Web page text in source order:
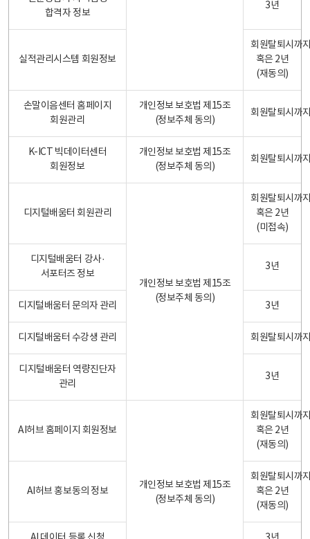
합격자 정보
3년
실적관리시스템 회원정보
회원탈퇴시까
혹은 2년
(재동의)
손말이음센터 홈페이지
회원관리
개인정보 보호법 제15조
(정보주체 동의)
회원탈퇴시까
K-ICT 빅데이터센터
회원정보
개인정보 보호법 제15조
(정보주체 동의)
회원탈퇴시까
디지털배움터 회원관리
개인정보 보호법 제15조
(정보주체 동의)
회원탈퇴시까
혹은 2년
(미접속)
디지털배움터 강사·
서포터즈 정보
3년
디지털배움터 문의자 관리 3년
디지털배움터 수강생 관리 회원탈퇴시까
디지털배움터 역량진단자
관리
3년
AI허브 홈페이지 회원정보
개인정보 보호법 제15조
(정보주체 동의)
회원탈퇴시까
혹은 2년
(재동의)
AI허브 홍보동의 정보
회원탈퇴시까
혹은 2년
(재동의)